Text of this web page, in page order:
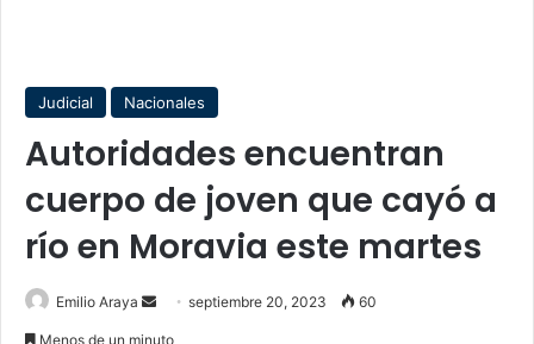
Judicial Nacionales
Autoridades encuentran
cuerpo de joven que cayó a
río en Moravia este martes
Emilio Araya
Sendseptiembre 20, 2023 60
Menos de un minuto